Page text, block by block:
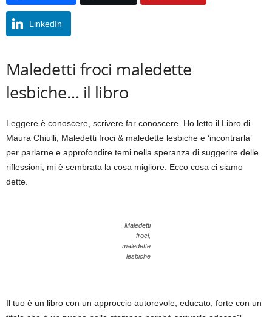
LinkedIn
Maledetti froci maledette
lesbiche… il libro
Leggere è conoscere, scrivere far conoscere. Ho letto il Libro di
Maura Chiulli, Maledetti froci & maledette lesbiche e ‘incontrarla’
per parlarne e approfondire temi nella speranza di suggerire delle
riflessioni, mi è sembrata la cosa migliore. Ecco cosa ci siamo
dette.
Maledetti
froci,
maledette
lesbiche
Il tuo è un libro con un approccio autorevole, educato, forte con un